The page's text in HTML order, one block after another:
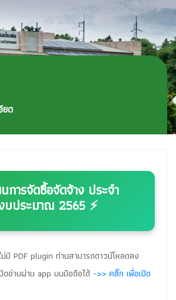
ยด
การจัดซื้อจัดจ้าง ประจำ
บประมาณ 2565 ⚡
ม่มี PDF plugin ท่านสามารถดาวน์โหลดลง
ดอ่านผ่าน app บนมือถือได้ ->> คลิ๊ก เพื่อเปิด